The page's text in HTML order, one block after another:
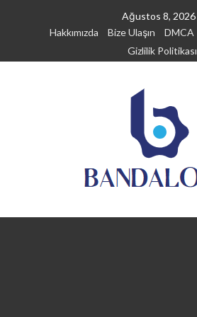
Ağustos 8, 2026
Hakkımızda
Bize Ulaşın DMCA
Gizlilik Politikası